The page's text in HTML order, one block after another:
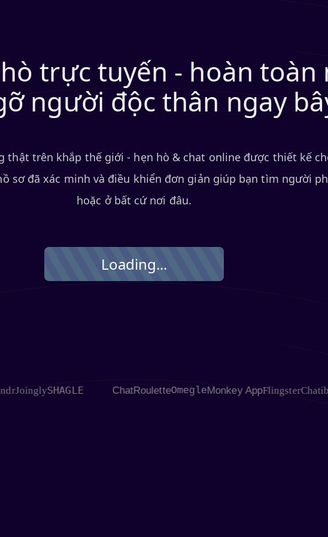
trực tuyến - hoàn toàn
người độc thân ngay
thật trên khắp thế giới - hẹn hò & chat online được thiết kế
sơ đã xác minh và điều khiển đơn giản giúp bạn tìm người
hoặc ở bất cứ nơi đâu.
Loading...
SHAGLE ChatRouletteOmegleMonkey AppFlingsterChatib